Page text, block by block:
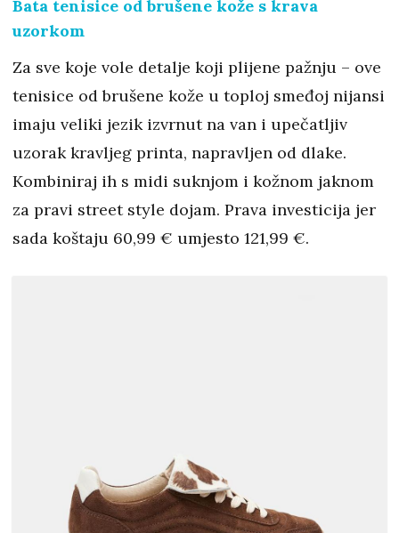
Bata tenisice od brušene kože s krava
uzorkom
Za sve koje vole detalje koji plijene pažnju – ove
tenisice od brušene kože u toploj smeđoj nijansi
imaju veliki jezik izvrnut na van i upečatljiv
uzorak kravljeg printa, napravljen od dlake.
Kombiniraj ih s midi suknjom i kožnom jaknom
za pravi street style dojam. Prava investicija jer
sada koštaju 60,99 € umjesto 121,99 €.